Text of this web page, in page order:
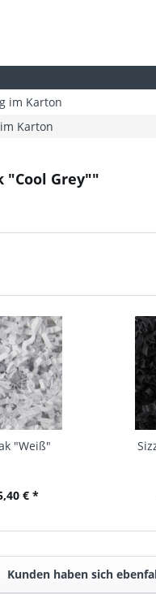
im Karton
Karton
"Cool Grey""
"Weiß"
€ *
Kunden haben sich